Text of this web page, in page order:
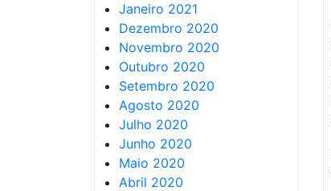
Janeiro 2021
Dezembro 2020
Novembro 2020
Outubro 2020
Setembro 2020
Agosto 2020
Julho 2020
Junho 2020
Maio 2020
Abril 2020